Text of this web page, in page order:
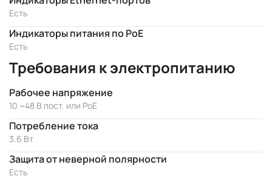
Есть
Индикаторы питания по PoE
Есть
Требования к электропитанию
Рабочее напряжение
10 ~48 В пост. или PoE
Потребление тока
3.6 Вт
Защита от неверной полярности
Есть